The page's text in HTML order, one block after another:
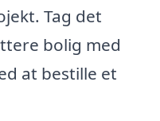
Tag det
bolig med
at bestille et